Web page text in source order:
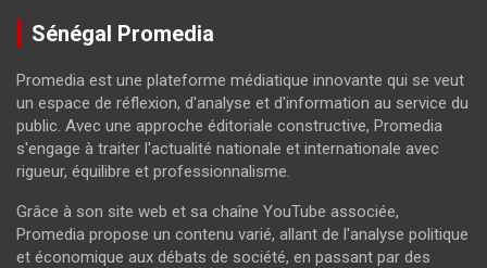
Sénégal Promedia
Promedia est une plateforme médiatique innovante qui se veut
un espace de réflexion, d'analyse et d'information au service du
public. Avec une approche éditoriale constructive, Promedia
s'engage à traiter l'actualité nationale et internationale avec
rigueur, équilibre et professionnalisme.
Grâce à son site web et sa chaîne YouTube associée,
Promedia propose un contenu varié, allant de l'analyse politique
et économique aux débats de société, en passant par des